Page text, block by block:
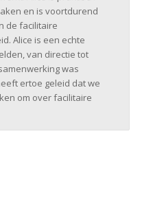
en is voortdurend
de facilitaire
Alice is een echte
van directie tot
was
ertoe geleid dat we
om over facilitaire